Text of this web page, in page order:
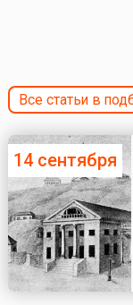
Все статьи в
14 сентября